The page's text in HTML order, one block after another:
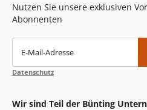
Nutzen Sie unsere exklusiven
Abonnenten
E-Mail-Adresse
Datenschutz
Wir sind Teil der Bünting